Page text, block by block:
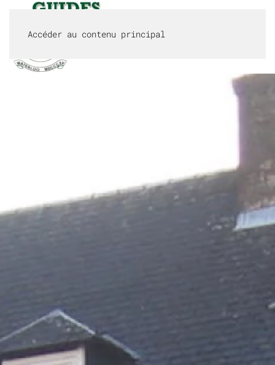
Accéder au contenu principal